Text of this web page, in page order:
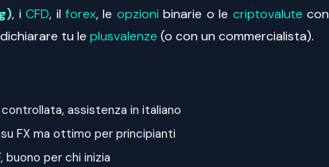
, iCFD, il forex, le opzioni binarie o le criptovalute con
tu le plusvalenze (o con un commercialista).
assistenza in italiano
FX ma ottimo per principianti
buono per chi inizia